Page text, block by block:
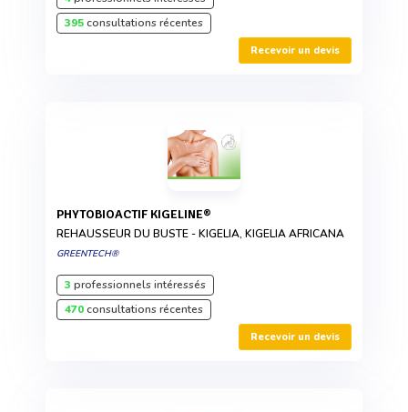
395consultations récentes
Recevoir un devis
PHYTOBIOACTIF KIGELINE®
REHAUSSEUR DU BUSTE - KIGELIA, KIGELIA AFRICANA
GREENTECH®
3 professionnels intéressés
470consultations récentes
Recevoir un devis